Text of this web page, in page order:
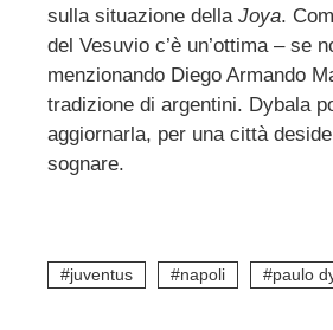
sulla situazione della Joya.
del Vesuvio c’è un’ottima – se
menzionando Diego Armando
tradizione di argentini. Dybala
aggiornarla, per una città
sognare.
juventus napoli paulo